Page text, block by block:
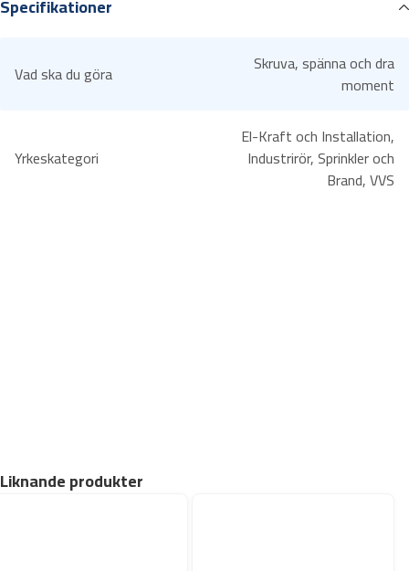
lkrävande industriapplikationer.
Specifikationer
Vad ska du göra
Skruva, spänna och dra
moment
Yrkeskategori
El-Kraft och Installation,
Industrirör, Sprinkler och
Brand, VVS
Liknande produkter